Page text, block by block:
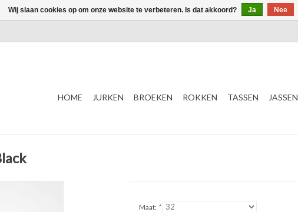
HOME JURKEN BROEKEN ROKKEN TASSEN JASSEN
Maat: *
Wij slaan cookies op om onze website te verbeteren. Is dat akkoord? Ja Nee